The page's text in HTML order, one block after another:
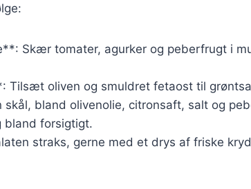
Skær tomater, agurker og peberfrugt i
oliven og smuldret fetaost til
bland olivenolie, citronsaft, salt og
bland forsigtigt.
straks, gerne med et drys af friske